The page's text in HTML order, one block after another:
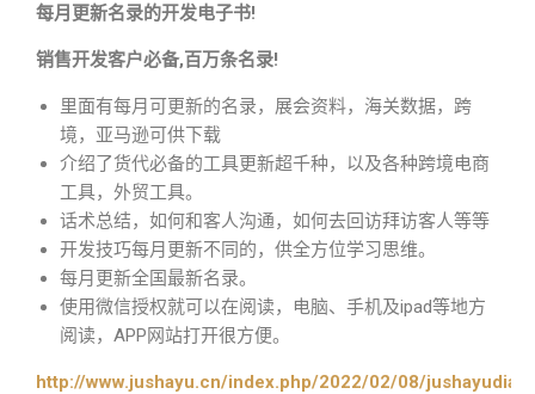
每月更新名录的开发电子书!
销售开发客户必备,百万条名录!
里面有每月可更新的名录，展会资料，海关数据，跨
境，亚马逊可供下载
介绍了货代必备的工具更新超千种，以及各种跨境电商
工具，外贸工具。
话术总结，如何和客人沟通，如何去回访拜访客人等等
开发技巧每月更新不同的，供全方位学习思维。
每月更新全国最新名录。
使用微信授权就可以在阅读，电脑、手机及ipad等地方
阅读，APP网站打开很方便。
http://www.jushayu.cn/index.php/2022/02/08/